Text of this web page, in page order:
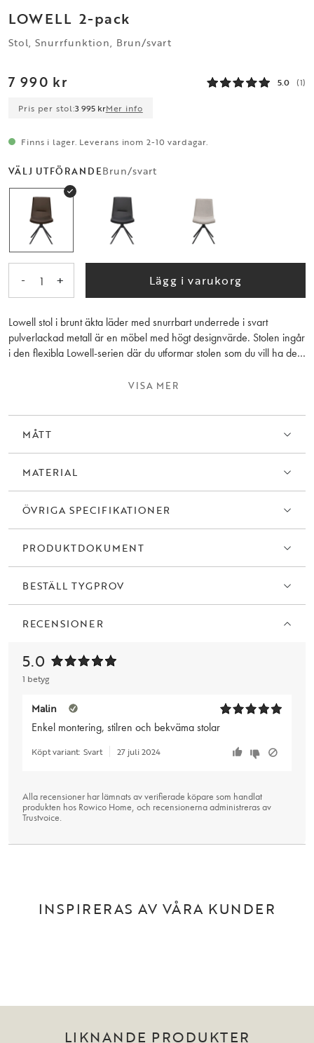
LOWELL 2-pack
Stol, Snurrfunktion, Brun/svart
7 990 kr 5.0 (1)
Pris per stol:3 995 krMer info
Finns i lager. Leverans inom 2-10 vardagar.
VÄLJ UTFÖRANDEBrun/svart
- 1 + Lägg i varukorg
Lowell stol i brunt äkta läder med snurrbart underrede i svart
pulverlackad metall är en möbel med högt designvärde. Stolen ingår
i den flexibla Lowell-serien där du utformar stolen som du vill ha den
eller utan karm och snurrbart eller fast underrede. Den höga
Lowell till en stol du kommer använda och älska under många år
framöver. Säljs endast i 2-pack.
VISA MER
MÅTT
MATERIAL
ÖVRIGA SPECIFIKATIONER
PRODUKTDOKUMENT
BESTÄLL TYGPROV
RECENSIONER
5.0
1 betyg
Malin
Enkel montering, stilren och bekväma stolar
Köpt variant: Svart 27 juli 2024
Alla recensioner har lämnats av verifierade köpare som handlat
produkten hos Rowico Home, och recensionerna administreras av
Trustvoice.
INSPIRERAS AV VÅRA KUNDER
LIKNANDE PRODUKTER